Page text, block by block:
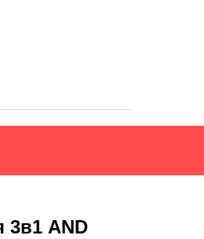
3в1 AND